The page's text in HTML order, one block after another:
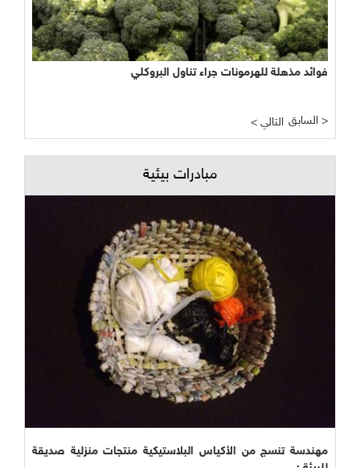
فوائد مذهلة للهرمونات جراء تناول البروكلي
< التالي السابق >
مبادرات بيئية
مهندسة تنسج من الأكياس البلاستيكية منتجات منزلية صديقة